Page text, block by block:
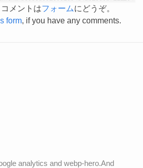
メントはフォームにどうぞ。
form, if you have any comments.
analytics and webp-hero.And